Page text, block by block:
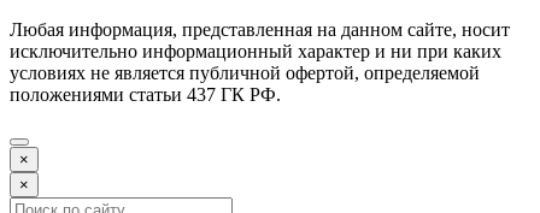
Любая информация, представленная на данном сайте, носит
исключительно информационный характер и ни при каких
условиях не является публичной офертой, определяемой
положениями статьи 437 ГК РФ.
×
×